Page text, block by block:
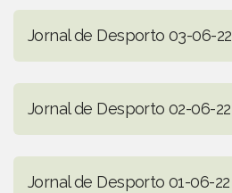
Jornal de Desporto 03-06-22
Jornal de Desporto 02-06-22
Jornal de Desporto 01-06-22